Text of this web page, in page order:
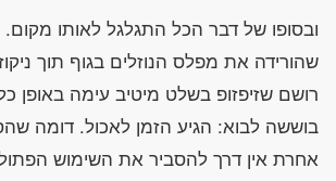
ובסופו של דבר הכל התגלגל לאותו
שהורידה את מפלס הנוזלים בגוף תוך
רושם שזיפזופ בשלט מיטיב עימה
בוששה לבוא: הגיע הזמן לאכול. דומה
אחרת אין דרך להסביר את השימוש